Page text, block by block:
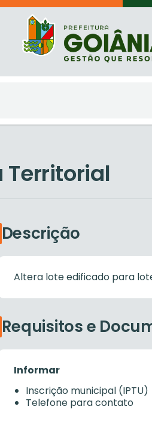
Territorial
Descrição
Altera lote edificado para
Requisitos e
Inscrição municipal (IPTU)
Telefone para contato